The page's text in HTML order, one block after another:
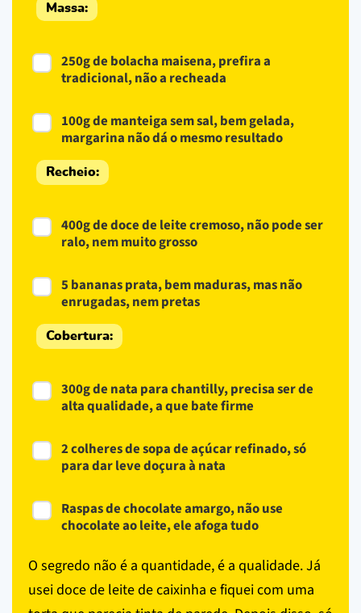
Massa:
250g de bolacha maisena, prefira a
tradicional, não a recheada
100g de manteiga sem sal, bem gelada,
margarina não dá o mesmo resultado
Recheio:
400g de doce de leite cremoso, não pode ser
ralo, nem muito grosso
5 bananas prata, bem maduras, mas não
enrugadas, nem pretas
Cobertura:
300g de nata para chantilly, precisa ser de
alta qualidade, a que bate firme
2 colheres de sopa de açúcar refinado, só
para dar leve doçura à nata
Raspas de chocolate amargo, não use
chocolate ao leite, ele afoga tudo
O segredo não é a quantidade, é a qualidade. Já
usei doce de leite de caixinha e fiquei com uma